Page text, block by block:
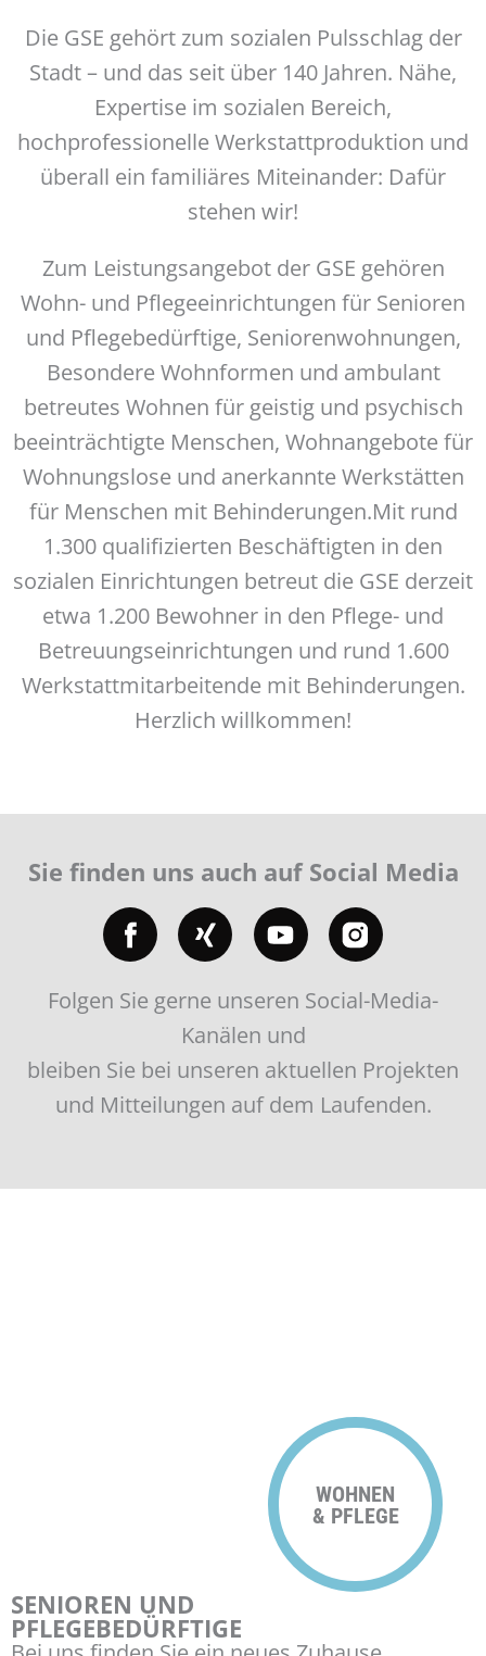
Die GSE gehört zum sozialen Pulsschlag der
Stadt – und das seit über 140 Jahren. Nähe,
Expertise im sozialen Bereich,
hochprofessionelle Werkstattproduktion und
überall ein familiäres Miteinander: Dafür
stehen wir!
Zum Leistungsangebot der GSE gehören
Wohn- und Pflegeeinrichtungen für Senioren
und Pflegebedürftige, Seniorenwohnungen,
Besondere Wohnformen und ambulant
betreutes Wohnen für geistig und psychisch
beeinträchtigte Menschen, Wohnangebote für
Wohnungslose und anerkannte Werkstätten
für Menschen mit Behinderungen.Mit rund
1.300 qualifizierten Beschäftigten in den
sozialen Einrichtungen betreut die GSE derzeit
etwa 1.200 Bewohner in den Pflege- und
Betreuungseinrichtungen und rund 1.600
Werkstattmitarbeitende mit Behinderungen.
Herzlich willkommen!
Sie finden uns auch auf Social Media
X
i
n
g
Y
o
u
t
u
b
e
Folgen Sie gerne unseren Social-Media-
Kanälen und
bleiben Sie bei unseren aktuellen Projekten
und Mitteilungen auf dem Laufenden.
SENIOREN UND
PFLEGE­BEDÜRFTIGE
WOHNEN
& PFLEGE